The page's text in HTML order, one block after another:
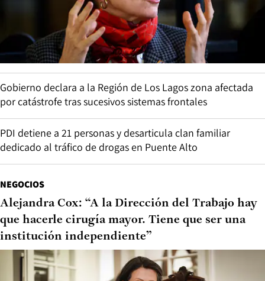
Gobierno declara a la Región de Los Lagos zona afectada
por catástrofe tras sucesivos sistemas frontales
PDI detiene a 21 personas y desarticula clan familiar
dedicado al tráfico de drogas en Puente Alto
NEGOCIOS
Alejandra Cox: “A la Dirección del Trabajo hay
que hacerle cirugía mayor. Tiene que ser una
institución independiente”